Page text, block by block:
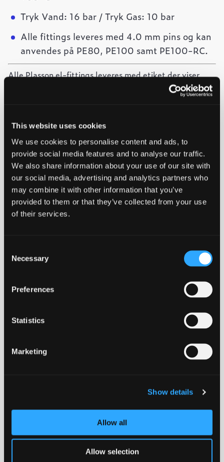
This website uses cookies
We use cookies to personalise content and ads, to
provide social media features and to analyse our traffic.
We also share information about your use of our site with
our social media, advertising and analytics partners who
may combine it with other information that you’ve
provided to them or that they’ve collected from your use
of their services.
Selection
Necessary
Preferences
Statistics
Marketing
Show details
Allow all
Allow selection
Tryk Vand: 16 bar / Tryk Gas: 10 bar
Alle fittings leveres med 4.0 mm pins og kan
anvendes på PE80, PE100 samt PE100-RC.
Alle Plasson el-fittings leveres med etiket der viser
stregkode til brug for svejsning samt stregkode, der
sikrer sporbarhed samt information om køletid. På
enkelte stykke fittings er kompatibelt med.
Ulefos anbefaler at disse produkter kun svejses af
montører med svejsecertifikat.
-
+ Føj til forespørgsel
Lang levetid Stort svejseareal
NORDIC POLYMARK